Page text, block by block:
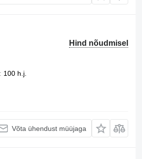
Hind nõudmisel
100 h.j.
Võta ühendust müüjaga